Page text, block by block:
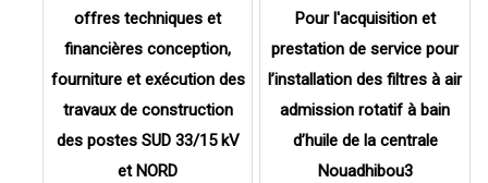
Pour l'acquisition et
prestation de service pour
l’installation des filtres à air
admission rotatif à bain
d’huile de la centrale
Nouadhibou3
offres techniques et
financières conception,
fourniture et exécution des
travaux de construction
des postes SUD 33/15 kV
et NORD